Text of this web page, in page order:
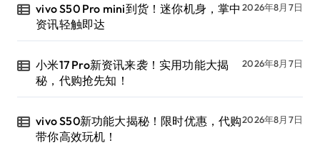
vivo S50 Pro mini到货！迷你机身，掌中
资讯轻触即达
2026年8月7日
小米17 Pro新资讯来袭！实用功能大揭
秘，代购抢先知！
2026年8月7日
vivo S50新功能大揭秘！限时优惠，代购
带你高效玩机！
2026年8月7日